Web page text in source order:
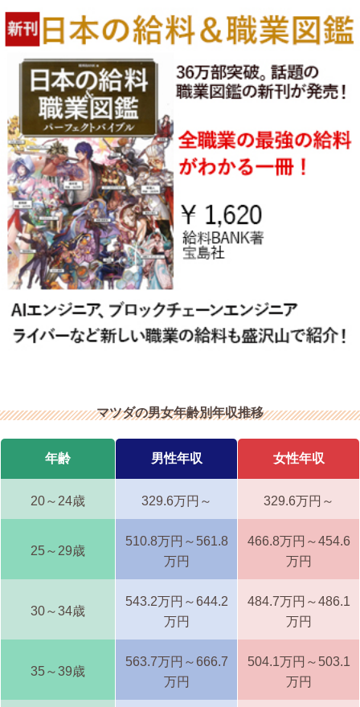
マツダの男女年齢別年収推移
年齢 男性年収 女性年収
20～24歳 329.6万円～ 329.6万円～
25～29歳
510.8万円～561.8
万円
466.8万円～454.6
万円
30～34歳
543.2万円～644.2
万円
484.7万円～486.1
万円
35～39歳
563.7万円～666.7
万円
504.1万円～503.1
万円